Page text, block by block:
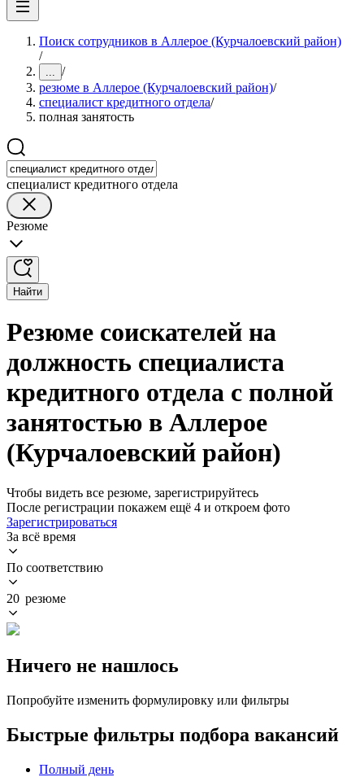
Поиск сотрудников в Аллерое (Курчалоевский район)
/
... /
резюме в Аллерое (Курчалоевский район)/
специалист кредитного отдела/
полная занятость
специалист кредитного отдела
Резюме
Найти
Резюме соискателей на
должность специалиста
кредитного отдела с полной
занятостью в Аллерое
(Курчалоевский район)
Чтобы видеть все резюме, зарегистрируйтесь
После регистрации покажем ещё 4 и откроем фото
Зарегистрироваться
За всё время
По соответствию
20 резюме
Ничего не нашлось
Попробуйте изменить формулировку или фильтры
Быстрые фильтры подбора вакансий
Полный день